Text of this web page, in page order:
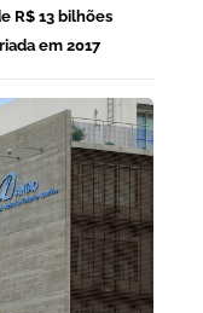
R$ 13 bilhões
em 2017